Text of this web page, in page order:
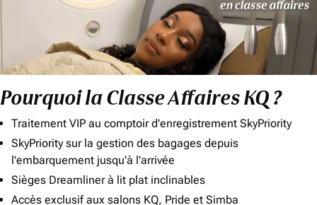
Pourquoi la Classe Affaires KQ ?
Traitement VIP au comptoir d'enregistrement SkyPriority
SkyPriority sur la gestion des bagages depuis
l'embarquement jusqu'à l'arrivée
Sièges Dreamliner à lit plat inclinables
Accès exclusif aux salons KQ, Pride et Simba